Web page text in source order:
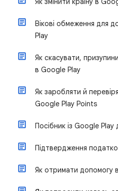
Вікові обмеження для
Play
Як скасувати,
в Google Play
Як заробляти й
Google Play Points
Посібник із Google Play
Підтвердження
Як отримати допомогу